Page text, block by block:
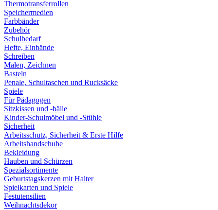
Thermotransferrollen
Speichermedien
Farbbänder
Zubehör
Schulbedarf
Hefte, Einbände
Schreiben
Malen, Zeichnen
Basteln
Penale, Schultaschen und Rucksäcke
Spiele
Für Pädagogen
Sitzkissen und -bälle
Kinder-Schulmöbel und -Stühle
Sicherheit
Arbeitsschutz, Sicherheit & Erste Hilfe
Arbeitshandschuhe
Bekleidung
Hauben und Schürzen
Spezialsortimente
Geburtstagskerzen mit Halter
Spielkarten und Spiele
Festutensilien
Weihnachtsdekor